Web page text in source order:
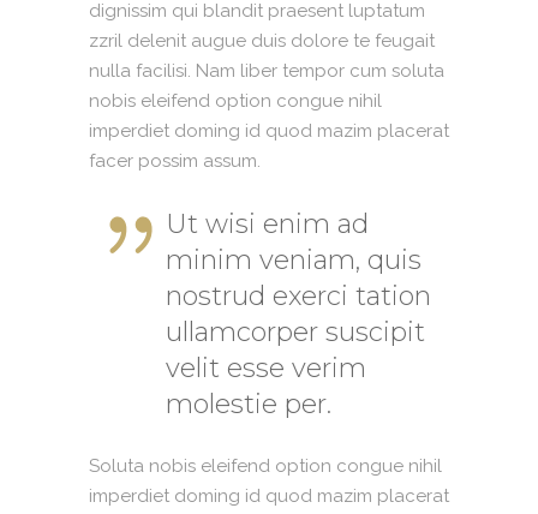
dignissim qui blandit praesent luptatum
zzril delenit augue duis dolore te feugait
nulla facilisi. Nam liber tempor cum soluta
nobis eleifend option congue nihil
imperdiet doming id quod mazim placerat
facer possim assum.
Ut wisi enim ad
minim veniam, quis
nostrud exerci tation
ullamcorper suscipit
velit esse verim
molestie per.
Soluta nobis eleifend option congue nihil
imperdiet doming id quod mazim placerat